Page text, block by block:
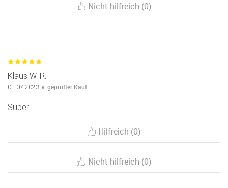
Nicht hilfreich (0)
Klaus W. R.
01.07.2023 geprüfter Kauf
Super
Hilfreich (0)
Nicht hilfreich (0)